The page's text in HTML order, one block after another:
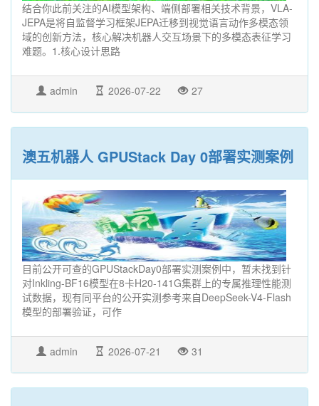
结合你此前关注的AI模型架构、端侧部署相关技术背景，VLA-
JEPA是将自监督学习框架JEPA迁移到视觉语言动作多模态领
域的创新方法，核心解决机器人交互场景下的多模态表征学习
难题。1.核心设计思路
admin 2026-07-22 27
澳五机器人 GPUStack Day 0部署实测案例
目前公开可查的GPUStackDay0部署实测案例中，暂未找到针
对Inkling-BF16模型在8卡H20-141G集群上的专属推理性能测
试数据，现有同平台的公开实测参考来自DeepSeek-V4-Flash
模型的部署验证，可作
admin 2026-07-21 31